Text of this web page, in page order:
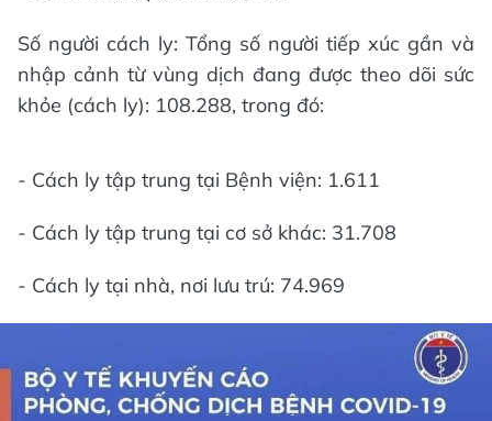
Số người cách ly: Tổng số người tiếp xúc gần và
nhập cảnh từ vùng dịch đang được theo dõi sức
khỏe (cách ly): 108.288, trong đó:
- Cách ly tập trung tại Bệnh viện: 1.611
- Cách ly tập trung tại cơ sở khác: 31.708
- Cách ly tại nhà, nơi lưu trú: 74.969